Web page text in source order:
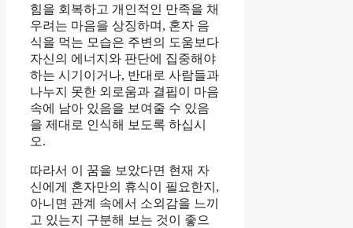
힘을 회복하고 개인적인 만족을 채
우려는 마음을 상징하며, 혼자 음
식을 먹는 모습은 주변의 도움보다
자신의 에너지와 판단에 집중해야
하는 시기이거나, 반대로 사람들과
나누지 못한 외로움과 결핍이 마음
속에 남아 있음을 보여줄 수 있음
을 제대로 인식해 보도록 하십시
오.
따라서 이 꿈을 보았다면 현재 자
신에게 혼자만의 휴식이 필요한지,
아니면 관계 속에서 소외감을 느끼
고 있는지 구분해 보는 것이 좋으